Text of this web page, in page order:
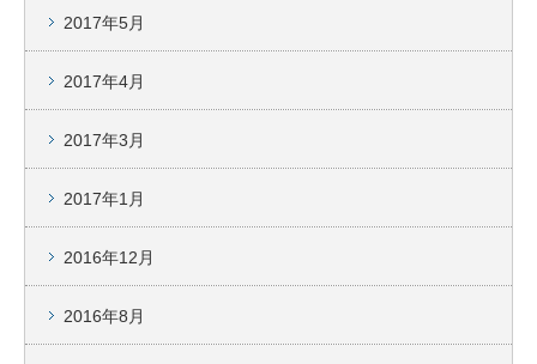
2017年5月
2017年4月
2017年3月
2017年1月
2016年12月
2016年8月